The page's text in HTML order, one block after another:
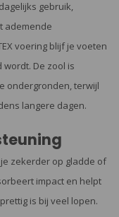
gebruik,
ademende
voering blijf je voeten
De zool is
ondergronden, terwijl
langere dagen.
zekerder op gladde of
impact en helpt
is bij veel lopen.